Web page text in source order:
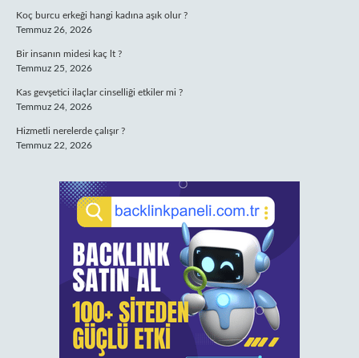
Koç burcu erkeği hangi kadına aşık olur ?
Temmuz 26, 2026
Bir insanın midesi kaç lt ?
Temmuz 25, 2026
Kas gevşetici ilaçlar cinselliği etkiler mi ?
Temmuz 24, 2026
Hizmetli nerelerde çalışır ?
Temmuz 22, 2026